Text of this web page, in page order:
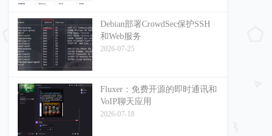
Debian部署CrowdSec保护SSH
和Web服务
2026-07-25
Fluxer：免费开源的即时通讯和
VoIP聊天应用
2026-07-18